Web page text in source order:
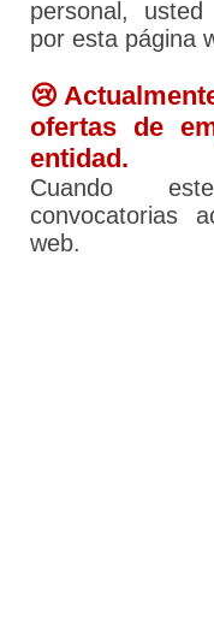
personal,
por esta página
😢
ofertas de
entidad.
Cuando
convocatorias
web.